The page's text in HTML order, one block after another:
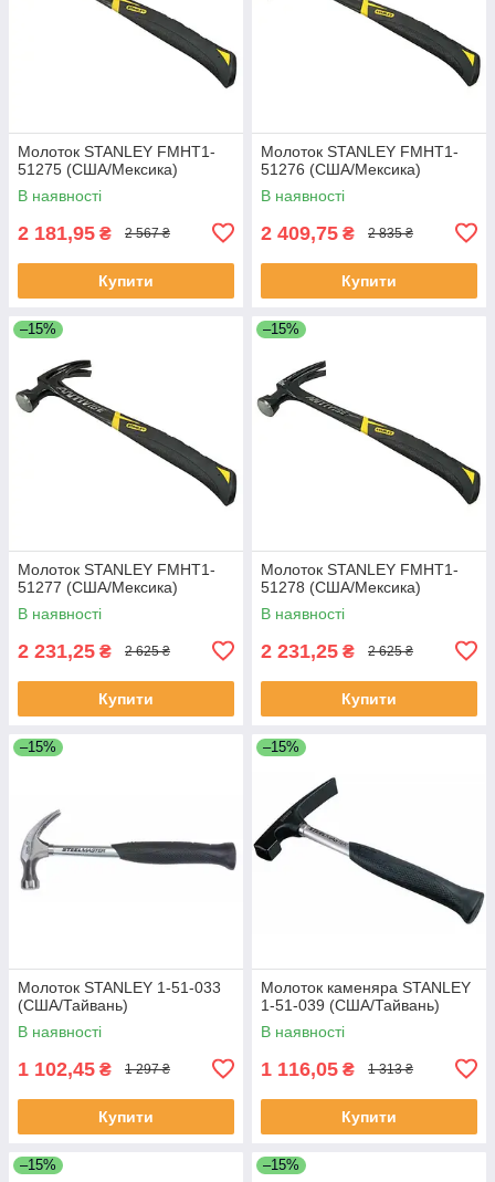
Молоток STANLEY FMHT1-
51275 (США/Мексика)
В наявності
2 181,95 ₴ 2 567 ₴
Купити
Молоток STANLEY FMHT1-
51276 (США/Мексика)
В наявності
2 409,75 ₴ 2 835 ₴
Купити
–15%
Молоток STANLEY FMHT1-
51277 (США/Мексика)
В наявності
2 231,25 ₴ 2 625 ₴
Купити
–15%
Молоток STANLEY FMHT1-
51278 (США/Мексика)
В наявності
2 231,25 ₴ 2 625 ₴
Купити
–15%
Молоток STANLEY 1-51-033
(США/Тайвань)
В наявності
1 102,45 ₴ 1 297 ₴
Купити
–15%
Молоток каменяра STANLEY
1-51-039 (США/Тайвань)
В наявності
1 116,05 ₴ 1 313 ₴
Купити
–15% –15%